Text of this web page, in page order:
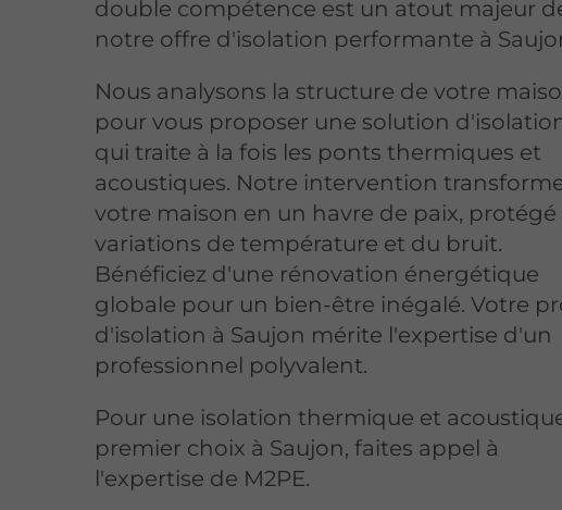
double compétence est un atout majeur
notre offre d'isolation performante à
Nous analysons la structure de votre
pour vous proposer une solution
qui traite à la fois les ponts thermiques et
acoustiques. Notre intervention
votre maison en un havre de paix, protégé
variations de température et du bruit.
Bénéficiez d'une rénovation énergétique
globale pour un bien-être inégalé. Votre
d'isolation à Saujon mérite l'expertise d'un
professionnel polyvalent.
Pour une isolation thermique et
premier choix à Saujon, faites appel à
l'expertise de M2PE.